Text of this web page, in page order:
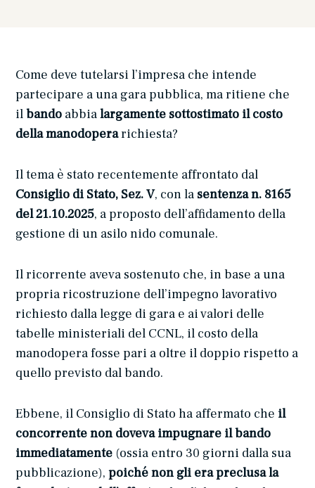
Come deve tutelarsi l’impresa che intende
partecipare a una gara pubblica, ma ritiene che
ilbando abbialargamente sottostimato il costo
della manodoperarichiesta?
Il tema è stato recentemente affrontato dal
Consiglio di Stato, Sez. V, con la sentenza n. 8165
del 21.10.2025, a proposto dell’affidamento della
gestione di un asilo nido comunale.
Il ricorrente aveva sostenuto che, in base a una
propria ricostruzione dell’impegno lavorativo
richiesto dalla legge di gara e ai valori delle
tabelle ministeriali del CCNL, il costo della
manodopera fosse pari a oltre il doppio rispetto a
quello previsto dal bando.
Ebbene, il Consiglio di Stato ha affermato che il
concorrente non doveva impugnare il bando
immediatamente (ossia entro 30 giorni dalla sua
pubblicazione), poiché non gli era preclusa la